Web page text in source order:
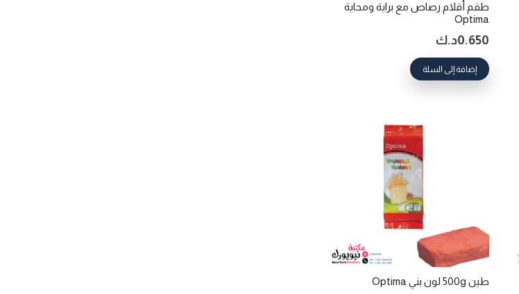
طقم أقلام رصاص مع براية ومحاية
Optima
0.650د.ك
إضافة إلى السلة
طين 500g لون بني Optima